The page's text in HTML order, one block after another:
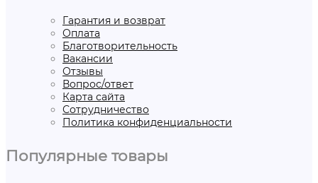
Гарантия и возврат
Оплата
Благотворительность
Вакансии
Отзывы
Вопрос/ответ
Карта сайта
Сотрудничество
Политика конфиденциальности
Популярные товары